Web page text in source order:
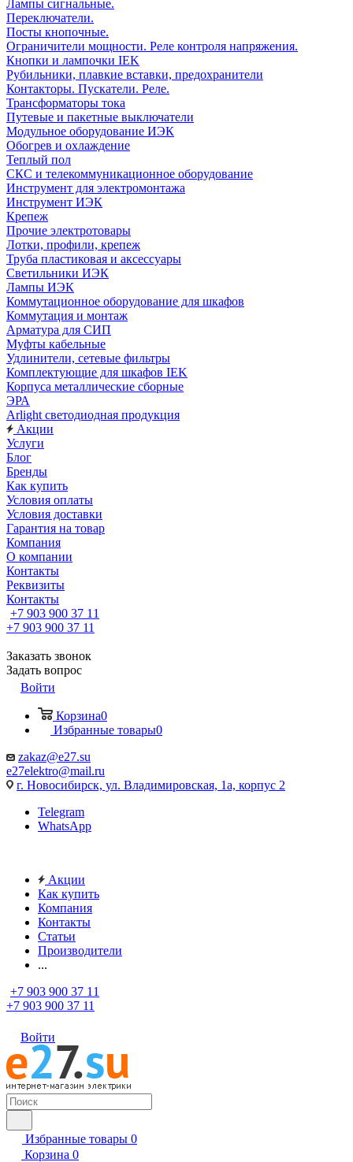
Лампы сигнальные.
Переключатели.
Посты кнопочные.
Ограничители мощности. Реле контроля напряжения.
Кнопки и лампочки IEK
Рубильники, плавкие вставки, предохранители
Контакторы. Пускатели. Реле.
Трансформаторы тока
Путевые и пакетные выключатели
Модульное оборудование ИЭК
Обогрев и охлаждение
Теплый пол
СКС и телекоммуникационное оборудование
Инструмент для электромонтажа
Инструмент ИЭК
Крепеж
Прочие электротовары
Лотки, профили, крепеж
Труба пластиковая и аксессуары
Светильники ИЭК
Лампы ИЭК
Коммутационное оборудование для шкафов
Коммутация и монтаж
Арматура для СИП
Муфты кабельные
Удлинители, сетевые фильтры
Комплектующие для шкафов IEK
Корпуса металлические сборные
ЭРА
Arlight светодиодная продукция
Акции
Услуги
Блог
Бренды
Как купить
Условия оплаты
Условия доставки
Гарантия на товар
Компания
О компании
Контакты
Реквизиты
Контакты
+7 903 900 37 11
+7 903 900 37 11
Заказать звонок
Задать вопрос
Войти
Корзина0
Избранные товары0
zakaz@e27.su
e27elektro@mail.ru
г. Новосибирск, ул. Владимировская, 1а, корпус 2
Telegram
WhatsApp
Акции
Как купить
Компания
Контакты
Статьи
Производители
...
+7 903 900 37 11
+7 903 900 37 11
Войти
Избранные товары 0
Корзина 0